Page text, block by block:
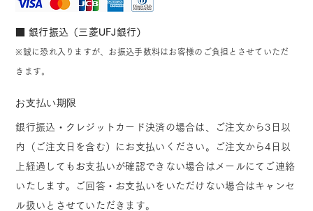
■ 銀行振込（三菱UFJ銀行）
※誠に恐れ入りますが、お振込手数料はお客様のご負担とさせていただ
きます。
お支払い期限
銀行振込・クレジットカード決済の場合は、ご注文から3日以
内（ご注文日を含む）にお支払いください。ご注文から4日以
上経過してもお支払いが確認できない場合はメールにてご連絡
いたします。ご回答・お支払いをいただけない場合はキャンセ
ル扱いとさせていただきます。